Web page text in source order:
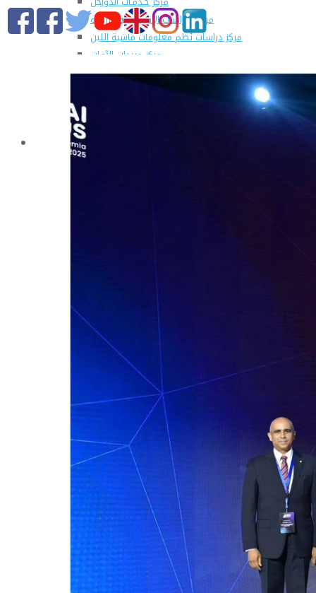
مركز الدراسات الإقتصادية الزراعية
مركز دراسات نُظم معلومات ماشية اللبن
مركز مبيدات الآفات
مطبعة كلية الزراعة
وحدة الهندسة الزراعية للدراسات والإستشارات الفنية
التسجيل في دورات مركز الحاسب الآلي بالكلية
التعليم والطلاب
للحصول على البريد الالكترونى للطالب
التدريب الميداني
نادى الطلاب المتفوقين
الدراسات العليا والبحوث والعلاقات الثقافية
عن قطاع الدراسات العليا والبحوث
إدارة العلاقات الثقافية
المصاريف الدراسية لطلاب الدراسات العليا
البرامج الدراسية
الدكتوراة
برنامج الماجستير
برنامج الماجستير المهنى
ماجستير الأدارة المستدامة للأراضى
لوائح برامج الدراسات العليا
(الأوراق المطلوبة للتسجيل (ماجستير/ دكتوراه
التقدم للدراسات العليا إلكترونيا